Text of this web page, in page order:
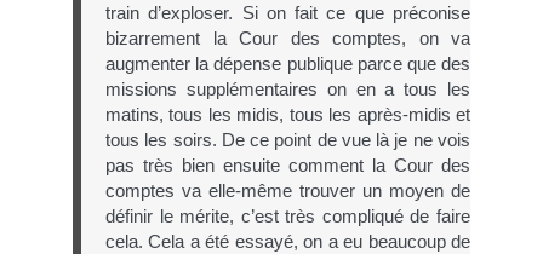
train d’exploser. Si on fait ce que préconise
bizarrement la Cour des comptes, on va
augmenter la dépense publique parce que des
missions supplémentaires on en a tous les
matins, tous les midis, tous les après-midis et
tous les soirs. De ce point de vue là je ne vois
pas très bien ensuite comment la Cour des
comptes va elle-même trouver un moyen de
définir le mérite, c’est très compliqué de faire
cela. Cela a été essayé, on a eu beaucoup de